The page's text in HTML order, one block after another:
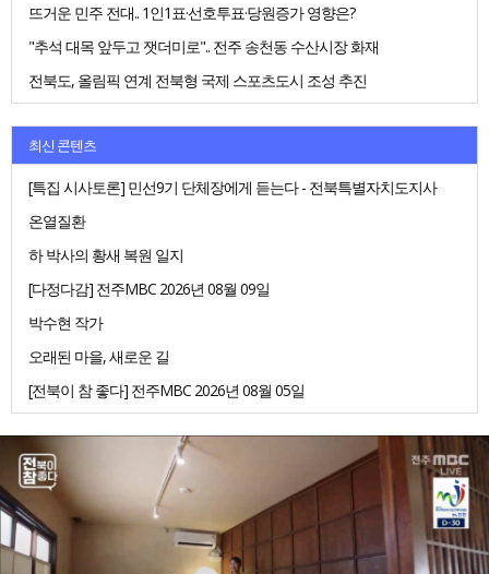
뜨거운 민주 전대.. 1인1표·선호투표·당원증가 영향은?
"추석 대목 앞두고 잿더미로".. 전주 송천동 수산시장 화재
전북도, 올림픽 연계 전북형 국제 스포츠도시 조성 추진
최신 콘텐츠
[특집 시사토론] 민선9기 단체장에게 듣는다 - 전북특별자치도지사
온열질환
하 박사의 황새 복원 일지
[다정다감] 전주MBC 2026년 08월 09일
박수현 작가
오래된 마을, 새로운 길
[전북이 참 좋다] 전주MBC 2026년 08월 05일